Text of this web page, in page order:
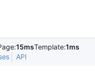
15msTemplate:1ms
API